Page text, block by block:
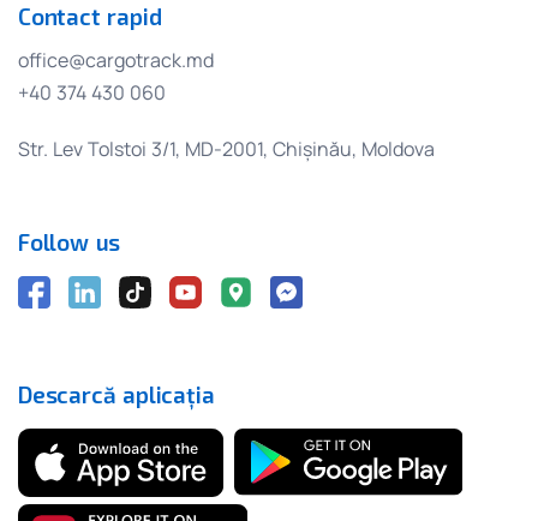
Contact rapid
office@cargotrack.md
+40 374 430 060
Str. Lev Tolstoi 3/1, MD-2001, Chișinău, Moldova
Follow us
Descarcă aplicația